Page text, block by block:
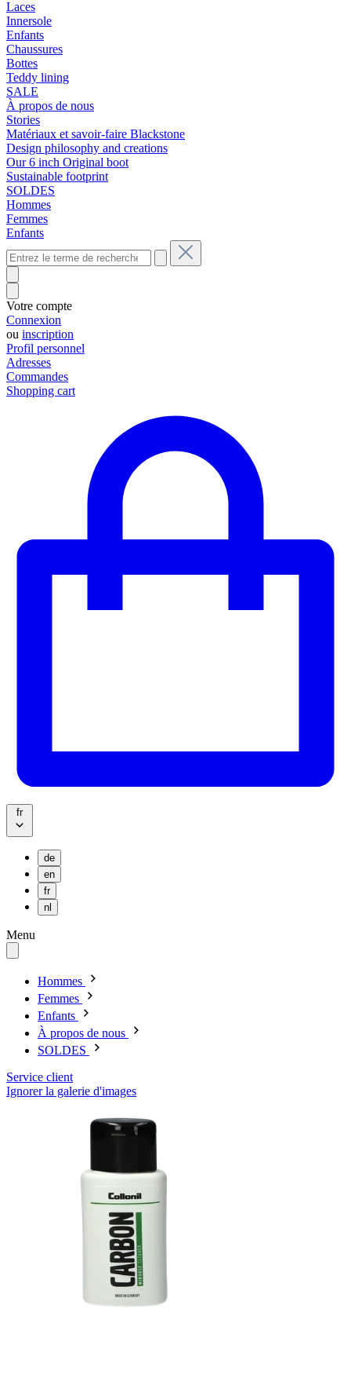
Laces
Innersole
Enfants
Chaussures
Bottes
Teddy lining
SALE
À propos de nous
Stories
Matériaux et savoir-faire Blackstone
Design philosophy and creations
Our 6 inch Original boot
Sustainable footprint
SOLDES
Hommes
Femmes
Enfants
Votre compte
Connexion
ou inscription
Profil personnel
Adresses
Commandes
Shopping cart
fr
de
en
fr
nl
Menu
Hommes
Femmes
Enfants
À propos de nous
SOLDES
Service client
Ignorer la galerie d'images